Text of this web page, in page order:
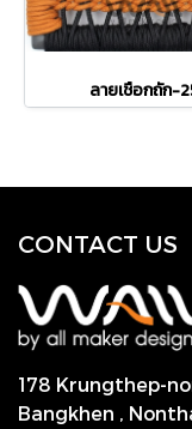
ลายเชือกถัก-
CONTACT US
178 Krungthep-
Bangkhen ,